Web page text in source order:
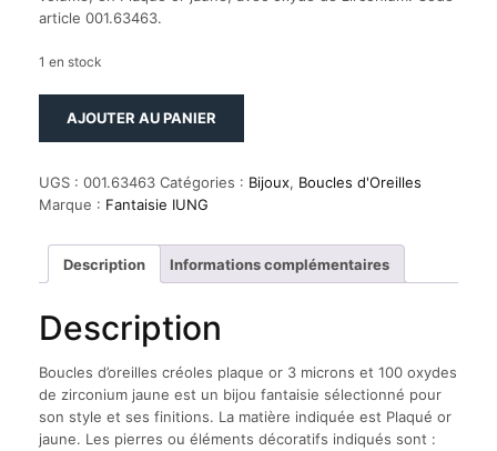
article 001.63463.
1 en stock
créoles
plaque
microns
100
de
zirconium
jaune
AJOUTER AU PANIER
UGS : 001.63463 Catégories : Bijoux, Boucles d'Oreilles
Marque : Fantaisie IUNG
Description Informations complémentaires
Description
Boucles d’oreilles créoles plaque or 3 microns et 100 oxydes
de zirconium jaune est un bijou fantaisie sélectionné pour
son style et ses finitions. La matière indiquée est Plaqué or
jaune. Les pierres ou éléments décoratifs indiqués sont :